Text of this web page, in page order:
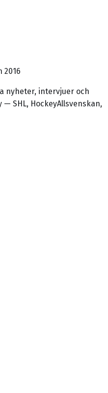
2016
nyheter, intervjuer och
SHL, HockeyAllsvenskan,